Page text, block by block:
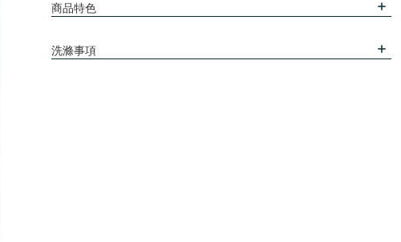
商品特色
洗滌事項